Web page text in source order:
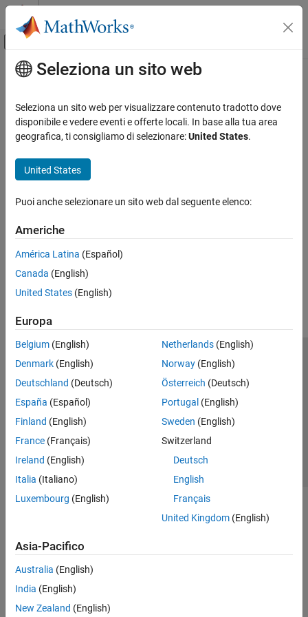
Vai al contenuto
Attiva/disattiva menu di navigazione
Pagina iniziale della documentazione
Contenuto principale
How useful was this information?
Seleziona un sito web
Seleziona un sito web per visualizzare contenuto tradotto dove
disponibile e vedere eventi e offerte locali. In base alla tua area
geografica, ti consigliamo di selezionare:United States.
United States
Puoi anche selezionare un sito web dal seguente elenco:
Americhe
América Latina (Español)
Canada (English)
United States (English)
Europa
Belgium (English)
Denmark (English)
Deutschland (Deutsch)
España (Español)
Finland (English)
France (Français)
Ireland (English)
Italia (Italiano)
Luxembourg (English)
Netherlands(English)
Norway(English)
Österreich (Deutsch)
Portugal (English)
Sweden (English)
Switzerland
Deutsch
English
Français
United Kingdom(English)
Asia-Pacifico
Australia (English)
India (English)
New Zealand (English)
Centro di fiducia
Informativa sulla privacy
Antipirateria
Stato dell'applicazione
Contatti
© 1994-2026 The MathWorks, Inc.